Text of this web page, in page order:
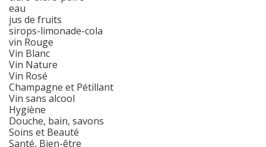
eau
jus de fruits
sirops-limonade-cola
vin Rouge
Vin Blanc
Vin Nature
Vin Rosé
Champagne et Pétillant
Vin sans alcool
Hygiène
Douche, bain, savons
Soins et Beauté
Santé, Bien-être